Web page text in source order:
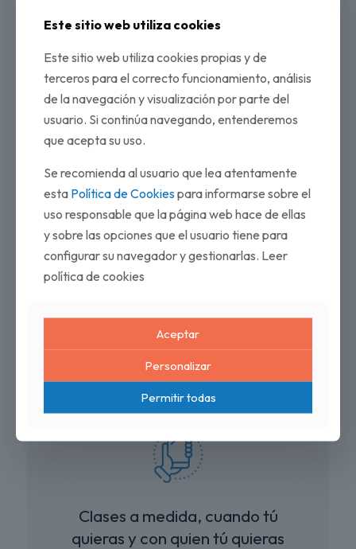
Clases a medida, cuando tú
quieras y con quien tú quieras
Este sitio web utiliza cookies
Este sitio web utiliza cookies propias y de
terceros para el correcto funcionamiento, análisis
de la navegación y visualización por parte del
usuario. Si continúa navegando, entenderemos
que acepta su uso.
Se recomienda al usuario que lea atentamente
esta Política de Cookiespara informarse sobre el
uso responsable que la página web hace de ellas
y sobre las opciones que el usuario tiene para
configurar su navegador y gestionarlas. Leer
política de cookies
Aceptar
Personalizar
Permitir todas